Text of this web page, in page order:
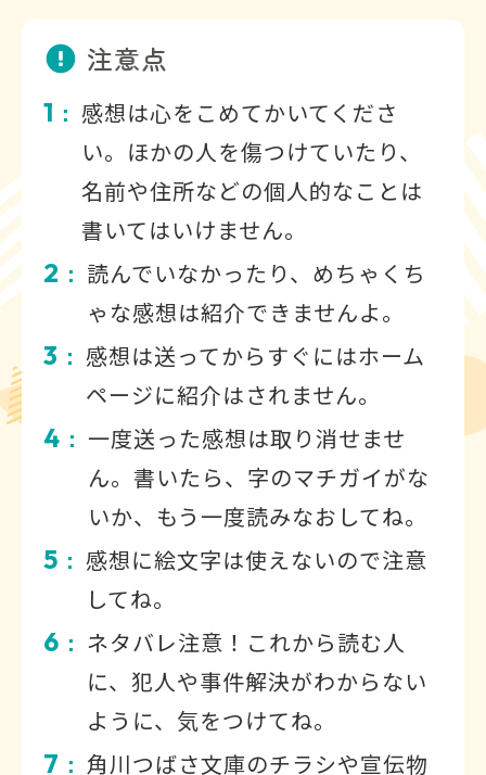
注意点
1 ： 感想は心をこめてかいてくださ
い。ほかの人を傷つけていたり、
名前や住所などの個人的なことは
書いてはいけません。
2 ： 読んでいなかったり、めちゃくち
ゃな感想は紹介できませんよ。
3 ： 感想は送ってからすぐにはホーム
ページに紹介はされません。
4 ： 一度送った感想は取り消せませ
ん。書いたら、字のマチガイがな
いか、もう一度読みなおしてね。
5 ： 感想に絵文字は使えないので注意
してね。
6 ： ネタバレ注意！これから読む人
に、犯人や事件解決がわからない
ように、気をつけてね。
7 ： 角川つばさ文庫のチラシや宣伝物